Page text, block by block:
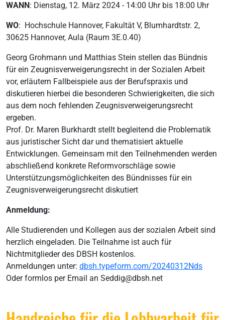
WANN: Dienstag, 12. März 2024 - 14:00 Uhr bis 18:00 Uhr
WO: Hochschule Hannover, Fakultät V, Blumhardtstr. 2,
30625 Hannover, Aula (Raum 3E.0.40)
Georg Grohmann und Matthias Stein stellen das Bündnis
für ein Zeugnisverweigerungsrecht in der Sozialen Arbeit
vor, erläutern Fallbeispiele aus der Berufspraxis und
diskutieren hierbei die besonderen Schwierigkeiten, die sich
aus dem noch fehlenden Zeugnisverweigerungsrecht
ergeben.
Prof. Dr. Maren Burkhardt stellt begleitend die Problematik
aus juristischer Sicht dar und thematisiert aktuelle
Entwicklungen. Gemeinsam mit den Teilnehmenden werden
abschließend konkrete Reformvorschläge sowie
Unterstützungsmöglichkeiten des Bündnisses für ein
Zeugnisverweigerungsrecht diskutiert
Anmeldung:
Alle Studierenden und Kollegen aus der sozialen Arbeit sind
herzlich eingeladen. Die Teilnahme ist auch für
Nichtmitglieder des DBSH kostenlos.
Anmeldungen unter: dbsh.typeform.com/20240312Nds
Oder formlos per Email an Seddig@dbsh.net